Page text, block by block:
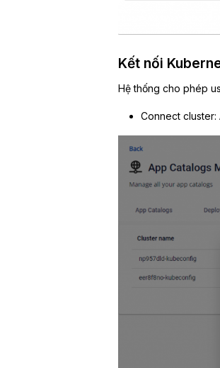
Kết nối
Hệ thống cho phép
Connect